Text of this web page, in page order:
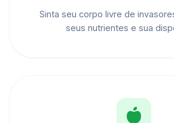
Sinta seu corpo livre de
seus nutrientes e sua